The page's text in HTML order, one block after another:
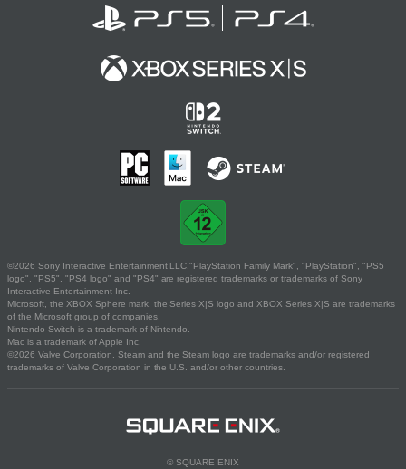
©2026 Sony Interactive Entertainment LLC."PlayStation Family Mark", "PlayStation", "PS5
logo", "PS5", "PS4 logo" and "PS4" are registered trademarks or trademarks of Sony
Interactive Entertainment Inc.
Microsoft, the XBOX Sphere mark, the Series X|S logo and XBOX Series X|S are trademarks
of the Microsoft group of companies.
Nintendo Switch is a trademark of Nintendo.
Mac is a trademark of Apple Inc.
©2026 Valve Corporation. Steam and the Steam logo are trademarks and/or registered
trademarks of Valve Corporation in the U.S. and/or other countries.
© SQUARE ENIX